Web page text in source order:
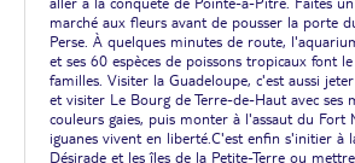
marché aux fleurs avant de pousser la porte
Perse. À quelques minutes de route,
et ses 60 espèces de poissons tropicaux font
familles. Visiter la Guadeloupe, c'est aussi
et visiter Le Bourg de Terre-de-Haut avec ses
couleurs gaies, puis monter à l'assaut du Fort
iguanes vivent en liberté.C'est enfin s'initier à
Désirade et les îles de la Petite-Terre ou